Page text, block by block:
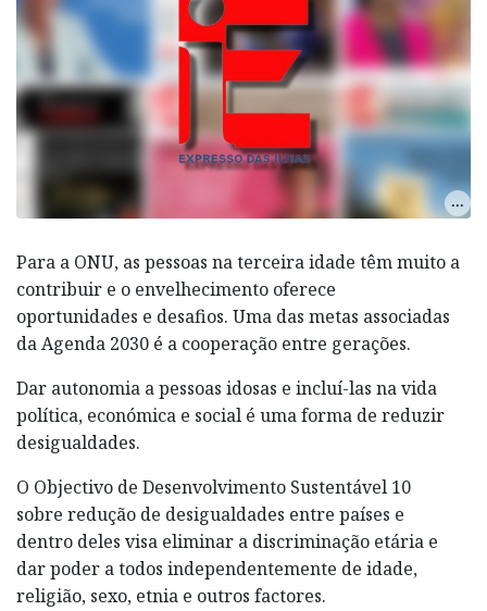
Para a ONU, as pessoas na terceira idade têm muito a
contribuir e o envelhecimento oferece
oportunidades e desafios. Uma das metas associadas
da Agenda 2030 é a cooperação entre gerações.
Dar autonomia a pessoas idosas e incluí-las na vida
política, económica e social é uma forma de reduzir
desigualdades.
O Objectivo de Desenvolvimento Sustentável 10
sobre redução de desigualdades entre países e
dentro deles visa eliminar a discriminação etária e
dar poder a todos independentemente de idade,
religião, sexo, etnia e outros factores.